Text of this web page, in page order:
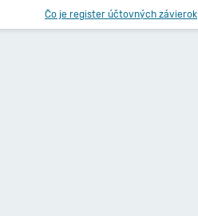
Čo je register účtovných závierok